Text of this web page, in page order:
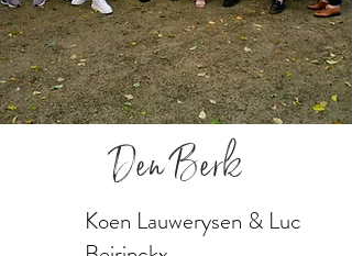
Den Berk
Koen Lauwerysen & Luc